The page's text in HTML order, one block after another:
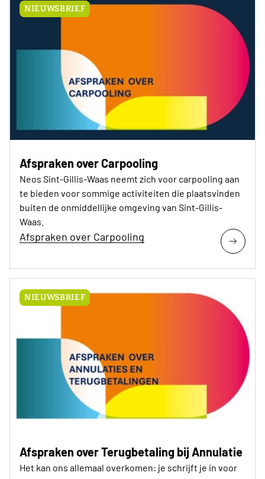
NIEUWSBRIEF
Afspraken over Carpooling
Neos Sint-Gillis-Waas neemt zich voor carpooling aan
te bieden voor sommige activiteiten die plaatsvinden
buiten de onmiddellijke omgeving van Sint-Gillis-
Waas.
Afspraken over Carpooling
NIEUWSBRIEF
Afspraken over Terugbetaling bij Annulatie
Het kan ons allemaal overkomen: je schrijft je in voor